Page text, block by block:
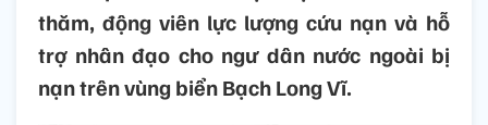
thăm, động viên lực lượng cứu nạn và hỗ
trợ nhân đạo cho ngư dân nước ngoài bị
nạn trên vùng biển Bạch Long Vĩ.